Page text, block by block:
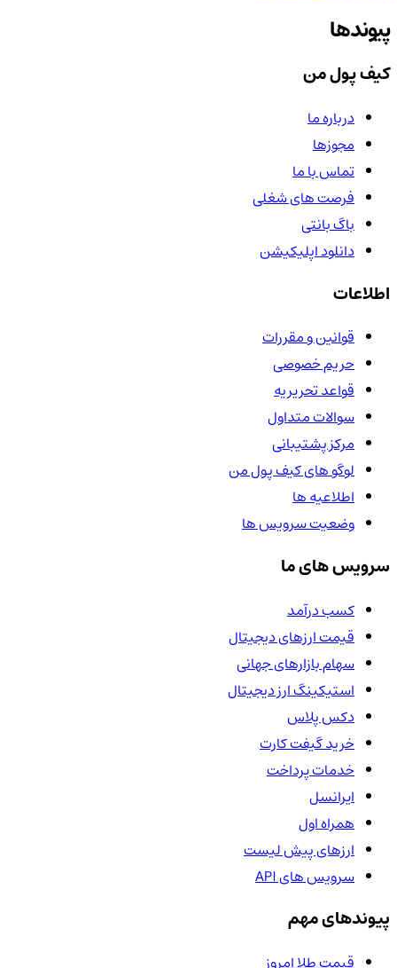
پیوندها
کیف پول من
درباره ما
مجوزها
تماس با ما
فرصت های شغلی
باگ بانتی
دانلود اپلیکیشن
اطلاعات
قوانین و مقررات
حریم خصوصی
قواعد تحریریه
سوالات متداول
مرکز پشتیبانی
لوگو های کیف پول من
اطلاعیه ها
وضعیت سرویس ها
سرویس های ما
کسب درآمد
قیمت ارزهای دیجیتال
سهام بازارهای جهانی
استیکینگ ارز دیجیتال
دکس پلاس
خرید گیفت کارت
خدمات پرداخت
ایرانسل
همراه اول
ارزهای پیش لیست
سرویس های API
پیوندهای مهم
قیمت طلا امروز